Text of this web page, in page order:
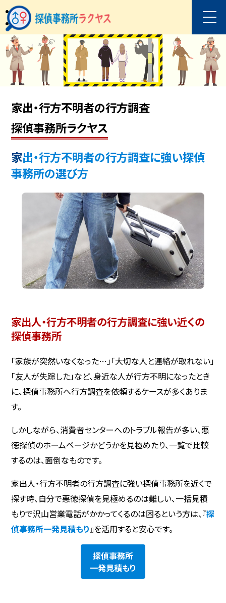
家出・行方不明者の行方調査
探偵事務所ラクヤス
家出・行方不明者の行方調査に強い探偵
事務所の選び方
家出人・行方不明者の行方調査に強い近くの
探偵事務所
「家族が突然いなくなった…」「大切な人と連絡が取れない」
「友人が失踪した」など、身近な人が行方不明になったとき
に、探偵事務所へ行方調査を依頼するケースが多くありま
す。
しかしながら、消費者センターへのトラブル報告が多い、悪
徳探偵のホームページかどうかを見極めたり、一覧で比較
するのは、面倒なものです。
家出人・行方不明者の行方調査に強い探偵事務所を近くで
探す時、自分で悪徳探偵を見極めるのは難しい、一括見積
もりで沢山営業電話がかかってくるのは困るという方は、『探
偵事務所一発見積もり 』を活用すると安心です。
探偵事務所
一発見積もり